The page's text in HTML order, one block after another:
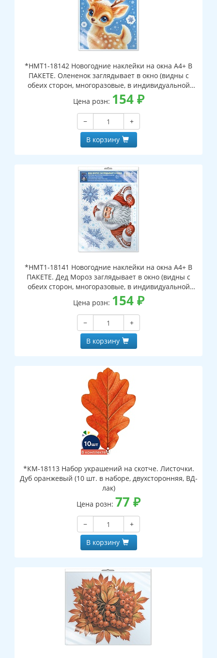
*НМТ1-18142 Новогодние наклейки на окна А4+ В
ПАКЕТЕ. Олененок заглядывает в окно (видны с
обеих сторон, многоразовые, в индивидуальной
упаковке, с европодвесом и клеевым клапаном)
Цена розн: 154₽
−
+
В корзину
*НМТ1-18141 Новогодние наклейки на окна А4+ В
ПАКЕТЕ. Дед Мороз заглядывает в окно (видны с
обеих сторон, многоразовые, в индивидуальной
упаковке, с европодвесом и клеевым клапаном)
Цена розн: 154₽
−
+
В корзину
*КМ-18113 Набор украшений на скотче. Листочки.
Дуб оранжевый (10 шт. в наборе, двухсторонняя, ВД-
лак)
Цена розн: 77 ₽
−
+
В корзину